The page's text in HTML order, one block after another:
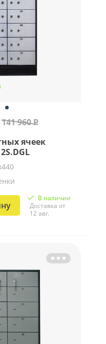
141 960 Р
ячеек
В наличии
Доставка от
12 авг.